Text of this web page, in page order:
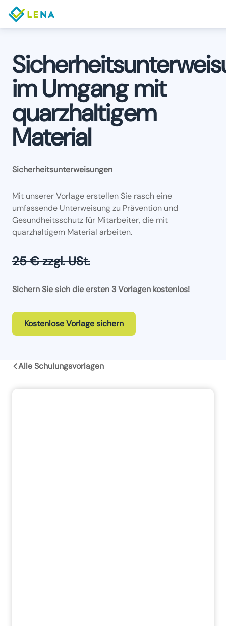
im Umgang mit
quarzhaltigem
Material
Sicherheitsunterweisungen
Mit unserer Vorlage erstellen Sie rasch eine
umfassende Unterweisung zu Prävention und
Gesundheitsschutz für Mitarbeiter, die mit
quarzhaltigem Material arbeiten.
25 € zzgl. USt.
Sichern Sie sich die ersten 3 Vorlagen kostenlos!
Kostenlose Vorlage sichern
Alle Schulungsvorlagen